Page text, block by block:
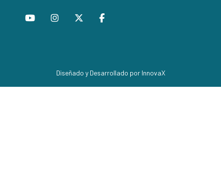
Diseñado y Desarrollado por InnovaX